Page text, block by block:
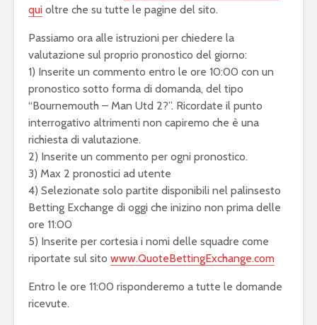
qui oltre che su tutte le pagine del sito.
Passiamo ora alle istruzioni per chiedere la
valutazione sul proprio pronostico del giorno:
1) Inserite un commento entro le ore 10:00 con un
pronostico sotto forma di domanda, del tipo
“Bournemouth – Man Utd 2?”. Ricordate il punto
interrogativo altrimenti non capiremo che è una
richiesta di valutazione.
2) Inserite un commento per ogni pronostico.
3) Max 2 pronostici ad utente
4) Selezionate solo partite disponibili nel palinsesto
Betting Exchange di oggi che inizino non prima delle
ore 11:00
5) Inserite per cortesia i nomi delle squadre come
riportate sul sito www.QuoteBettingExchange.com
Entro le ore 11:00 risponderemo a tutte le domande
ricevute.